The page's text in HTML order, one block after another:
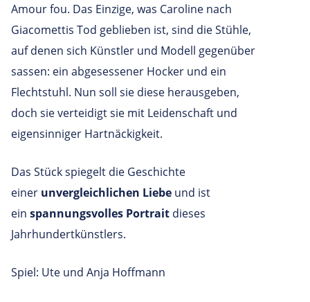
Amour fou. Das Einzige, was Caroline nach
Giacomettis Tod geblieben ist, sind die Stühle,
auf denen sich Künstler und Modell gegenüber
sassen: ein abgesessener Hocker und ein
Flechtstuhl. Nun soll sie diese herausgeben,
doch sie verteidigt sie mit Leidenschaft und
eigensinniger Hartnäckigkeit.
Das Stück spiegelt die Geschichte
einer unvergleichlichen Liebe und ist
ein spannungsvolles Portrait dieses
Jahrhundertkünstlers.
Spiel: Ute und Anja Hoffmann